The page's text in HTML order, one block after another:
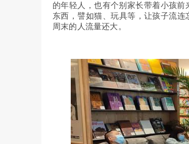
的年轻人，也有个别家长带着小孩
东西，譬如猫、玩具等，让孩子流
周末的人流量还大。